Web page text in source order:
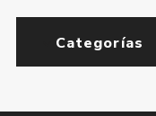
Categorías